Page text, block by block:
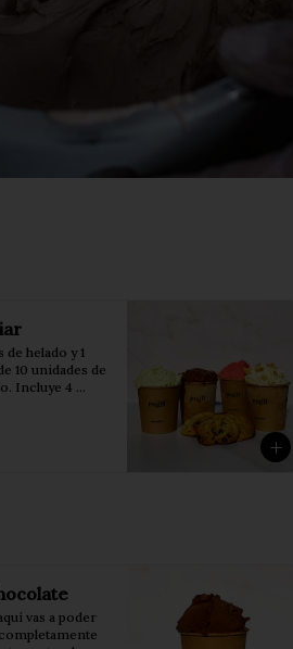
de helado y 1
10 unidades de
Incluye 4
vas a poder